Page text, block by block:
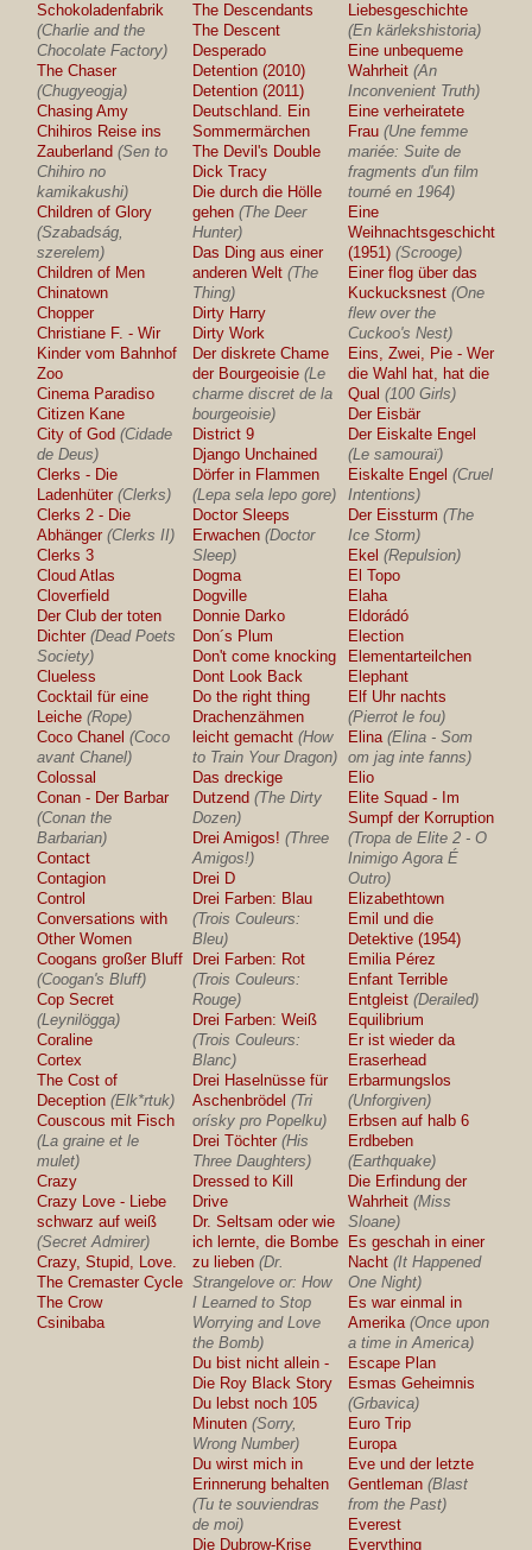
Schokoladenfabrik
(Charlie and the
Chocolate Factory)
The Chaser
(Chugyeogja)
Chasing Amy
Chihiros Reise ins
Zauberland (Sen to
Chihiro no
kamikakushi)
Children of Glory
(Szabadság,
szerelem)
Children of Men
Chinatown
Chopper
Christiane F. - Wir
Kinder vom Bahnhof
Zoo
Cinema Paradiso
Citizen Kane
City of God (Cidade
de Deus)
Clerks - Die
Ladenhüter (Clerks)
Clerks 2 - Die
Abhänger (Clerks II)
Clerks 3
Cloud Atlas
Cloverfield
Der Club der toten
Dichter (Dead Poets
Society)
Clueless
Cocktail für eine
Leiche (Rope)
Coco Chanel (Coco
avant Chanel)
Colossal
Conan - Der Barbar
(Conan the
Barbarian)
Contact
Contagion
Control
Conversations with
Other Women
Coogans großer Bluff
(Coogan's Bluff)
Cop Secret
(Leynilögga)
Coraline
Cortex
The Cost of
Deception (Elk*rtuk)
Couscous mit Fisch
(La graine et le
mulet)
Crazy
Crazy Love - Liebe
schwarz auf weiß
(Secret Admirer)
Crazy, Stupid, Love.
The Cremaster Cycle
The Crow
Csinibaba
The Descendants
The Descent
Desperado
Detention (2010)
Detention (2011)
Deutschland. Ein
Sommermärchen
The Devil's Double
Dick Tracy
Die durch die Hölle
gehen (The Deer
Hunter)
Das Ding aus einer
anderen Welt (The
Thing)
Dirty Harry
Dirty Work
Der diskrete Chame
der Bourgeoisie (Le
charme discret de la
bourgeoisie)
District 9
Django Unchained
Dörfer in Flammen
(Lepa sela lepo gore)
Doctor Sleeps
Erwachen (Doctor
Sleep)
Dogma
Dogville
Donnie Darko
Don´s Plum
Don't come knocking
Dont Look Back
Do the right thing
Drachenzähmen
leicht gemacht (How
to Train Your Dragon)
Das dreckige
Dutzend (The Dirty
Dozen)
Drei Amigos! (Three
Amigos!)
Drei D
Drei Farben: Blau
(Trois Couleurs:
Bleu)
Drei Farben: Rot
(Trois Couleurs:
Rouge)
Drei Farben: Weiß
(Trois Couleurs:
Blanc)
Drei Haselnüsse für
Aschenbrödel (Tri
orísky pro Popelku)
Drei Töchter (His
Three Daughters)
Dressed to Kill
Drive
Dr. Seltsam oder wie
ich lernte, die Bombe
zu lieben (Dr.
Strangelove or: How
I Learned to Stop
Worrying and Love
the Bomb)
Du bist nicht allein -
Die Roy Black Story
Du lebst noch 105
Minuten (Sorry,
Wrong Number)
Du wirst mich in
Erinnerung behalten
(Tu te souviendras
de moi)
Die Dubrow-Krise
Liebesgeschichte
(En kärlekshistoria)
Eine unbequeme
Wahrheit (An
Inconvenient Truth)
Eine verheiratete
Frau (Une femme
mariée: Suite de
fragments d'un film
tourné en 1964)
Eine
Weihnachtsgeschichte
(1951) (Scrooge)
Einer flog über das
Kuckucksnest (One
flew over the
Cuckoo's Nest)
Eins, Zwei, Pie - Wer
die Wahl hat, hat die
Qual (100 Girls)
Der Eisbär
Der Eiskalte Engel
(Le samouraï)
Eiskalte Engel (Cruel
Intentions)
Der Eissturm (The
Ice Storm)
Ekel (Repulsion)
El Topo
Elaha
Eldorádó
Election
Elementarteilchen
Elephant
Elf Uhr nachts
(Pierrot le fou)
Elina (Elina - Som
om jag inte fanns)
Elio
Elite Squad - Im
Sumpf der Korruption
(Tropa de Elite 2 - O
Inimigo Agora É
Outro)
Elizabethtown
Emil und die
Detektive (1954)
Emilia Pérez
Enfant Terrible
Entgleist (Derailed)
Equilibrium
Er ist wieder da
Eraserhead
Erbarmungslos
(Unforgiven)
Erbsen auf halb 6
Erdbeben
(Earthquake)
Die Erfindung der
Wahrheit (Miss
Sloane)
Es geschah in einer
Nacht (It Happened
One Night)
Es war einmal in
Amerika (Once upon
a time in America)
Escape Plan
Esmas Geheimnis
(Grbavica)
Euro Trip
Europa
Eve und der letzte
Gentleman (Blast
from the Past)
Everest
Everything